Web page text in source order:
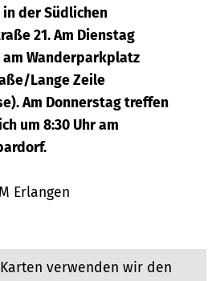
in der Südlichen
21. Am Dienstag
Wanderparkplatz
Lange Zeile
Am Donnerstag treffen
um 8:30 Uhr am
Erlangen
verwenden wir den